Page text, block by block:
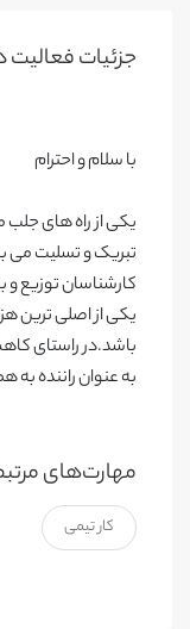
جزئیات فعالیت‌
با سلام و احترام
یکی از راه های
تبریک و تسلیت می
کارشناسان توزیع و
یکی از اصلی ترین
باشد.در راستای
به عنوان راننده
مهارت‌های
کار تیمی